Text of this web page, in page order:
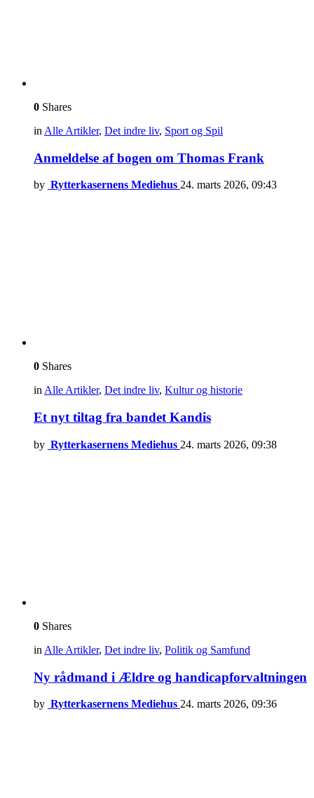
0 Shares
in Alle Artikler, Det indre liv, Sport og Spil
Anmeldelse af bogen om Thomas Frank
by Rytterkasernens Mediehus 24. marts 2026, 09:43
0 Shares
inAlle Artikler, Det indre liv, Kultur og historie
Et nyt tiltag fra bandet Kandis
by Rytterkasernens Mediehus 24. marts 2026, 09:38
0 Shares
in Alle Artikler, Det indre liv, Politik og Samfund
Ny rådmand i Ældre og handicapforvaltningen
by Rytterkasernens Mediehus 24. marts 2026, 09:36